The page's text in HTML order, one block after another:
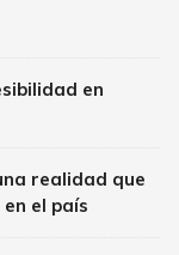
en
realidad que
el país